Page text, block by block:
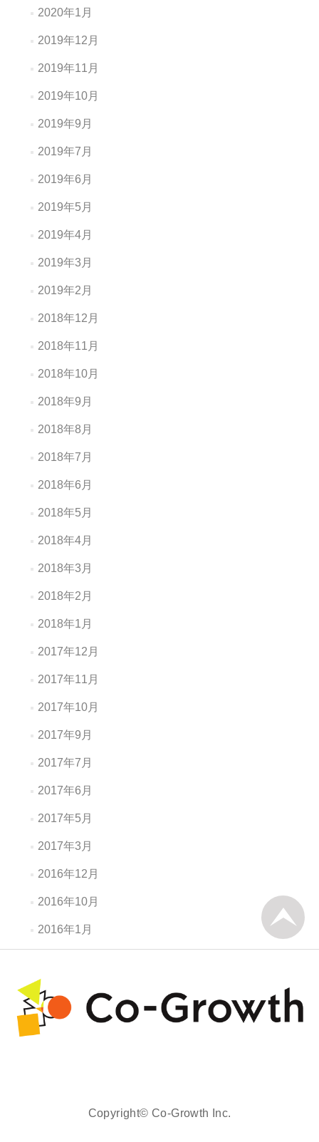
2020年1月
2019年12月
2019年11月
2019年10月
2019年9月
2019年7月
2019年6月
2019年5月
2019年4月
2019年3月
2019年2月
2018年12月
2018年11月
2018年10月
2018年9月
2018年8月
2018年7月
2018年6月
2018年5月
2018年4月
2018年3月
2018年2月
2018年1月
2017年12月
2017年11月
2017年10月
2017年9月
2017年7月
2017年6月
2017年5月
2017年3月
2016年12月
2016年10月
2016年1月
Copyright© Co-Growth Inc.